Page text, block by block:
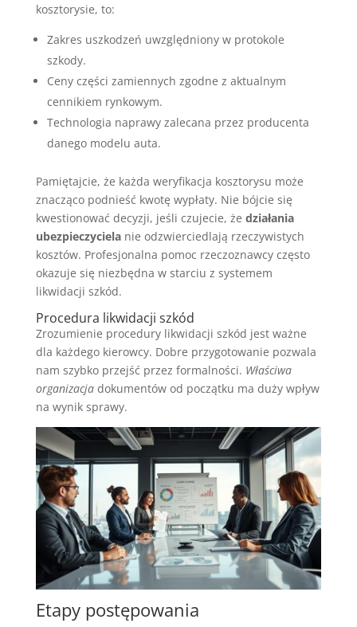
kosztorysie, to:
Zakres uszkodzeń uwzględniony w protokole
szkody.
Ceny części zamiennych zgodne z aktualnym
cennikiem rynkowym.
Technologia naprawy zalecana przez producenta
danego modelu auta.
Pamiętajcie, że każda weryfikacja kosztorysu może
znacząco podnieść kwotę wypłaty. Nie bójcie się
kwestionować decyzji, jeśli czujecie, że działania
ubezpieczycielanie odzwierciedlają rzeczywistych
kosztów. Profesjonalna pomoc rzeczoznawcy często
okazuje się niezbędna w starciu z systemem
likwidacji szkód.
Procedura likwidacji szkód
Zrozumienie procedury likwidacji szkód jest ważne
dla każdego kierowcy. Dobre przygotowanie pozwala
nam szybko przejść przez formalności. Właściwa
organizacjadokumentów od początku ma duży wpływ
na wynik sprawy.
Etapy postępowania